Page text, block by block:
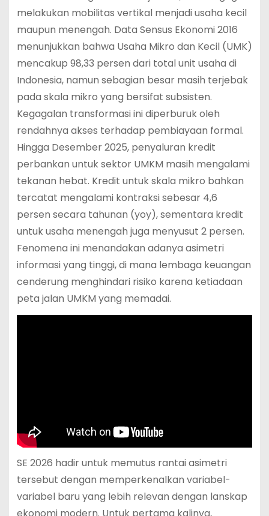
melakukan mobilitas vertikal menjadi usaha kecil
maupun menengah. Data Sensus Ekonomi 2016
menunjukkan bahwa Usaha Mikro dan Kecil (UMK)
mencakup 98,33 persen dari total unit usaha di
Indonesia, namun sebagian besar masih terjebak
pada skala mikro yang bersifat subsisten.
Kegagalan transformasi ini diperburuk oleh
rendahnya akses terhadap pembiayaan formal.
Hingga Desember 2025, penyaluran kredit
perbankan untuk sektor UMKM masih mengalami
tekanan hebat. Kredit untuk skala mikro bahkan
tercatat mengalami kontraksi sebesar 4,6
persen secara tahunan (yoy), sementara kredit
untuk usaha menengah juga menyusut 2 persen.
Fenomena ini menandakan adanya asimetri
informasi yang tinggi, di mana lembaga keuangan
cenderung menghindari risiko karena ketiadaan
peta jalan UMKM yang memadai.
SE 2026 hadir untuk memutus rantai asimetri
tersebut dengan memperkenalkan variabel-
variabel baru yang lebih relevan dengan lanskap